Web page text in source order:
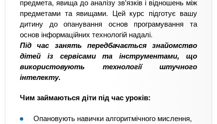
предмета, явища до аналізу зв‛язків і відношень між
предметами та явищами. Цей курс підготує вашу
дитину до опанування основ програмування та
основ інформаційних технологій надалі.
Під час занять передбачається знайомство
дітей із сервісами та інструментами, що
використовують технології штучного
інтелекту.
Чим займаються діти під час уроків:
Опановують навички алгоритмічного мислення,